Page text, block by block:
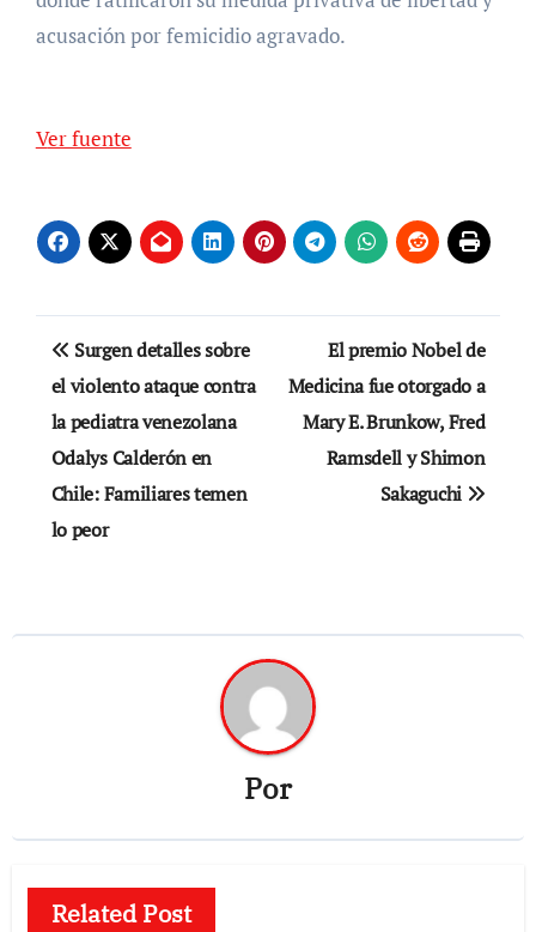
acusación por femicidio agravado.
Ver fuente
Navegación
de
entradas
Surgen detalles sobre
el violento ataque contra
la pediatra venezolana
Odalys Calderón en
Chile: Familiares temen
lo peor
El premio Nobel de
Medicina fue otorgado a
Mary E. Brunkow, Fred
Ramsdell y Shimon
Sakaguchi
Por
Related Post